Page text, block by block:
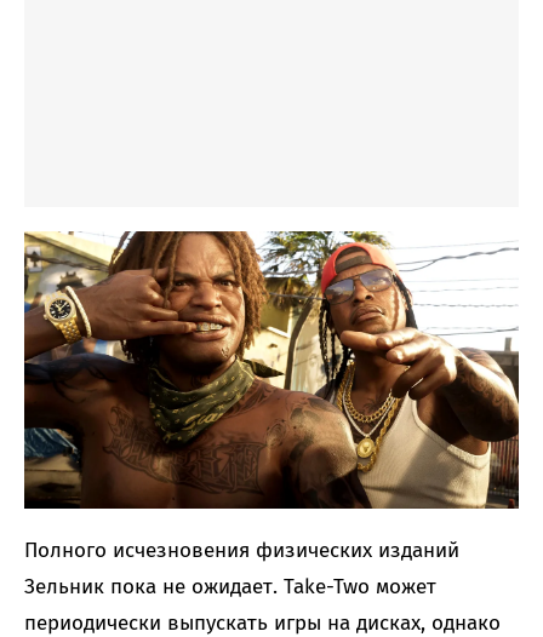
Полного исчезновения физических изданий
Зельник пока не ожидает. Take-Two может
периодически выпускать игры на дисках, однако